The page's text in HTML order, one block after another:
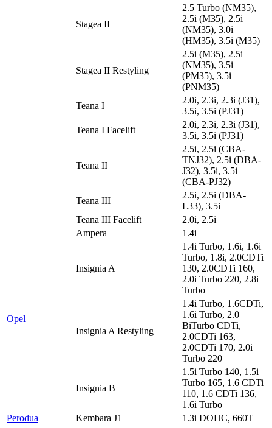
Stagea II
2.5 Turbo (NM35),
2.5i (M35), 2.5i
(NM35), 3.0i
(HM35), 3.5i (M35)
Stagea II Restyling
2.5i (M35), 2.5i
(NM35), 3.5i
(PM35), 3.5i
(PNM35)
Teana I
2.0i, 2.3i, 2.3i (J31),
3.5i, 3.5i (PJ31)
Teana I Facelift
2.0i, 2.3i, 2.3i (J31),
3.5i, 3.5i (PJ31)
Teana II
2.5i, 2.5i (CBA-
TNJ32), 2.5i (DBA-
J32), 3.5i, 3.5i
(CBA-PJ32)
Teana III
2.5i, 2.5i (DBA-
L33), 3.5i
Teana III Facelift
2.0i, 2.5i
Opel
Ampera 1.4i
Insignia A
1.4i Turbo, 1.6i, 1.6i
Turbo, 1.8i, 2.0CDTi
130, 2.0CDTi 160,
2.0i Turbo 220, 2.8i
Turbo
Insignia A Restyling
1.4i Turbo, 1.6CDTi,
1.6i Turbo, 2.0
BiTurbo CDTi,
2.0CDTi 163,
2.0CDTi 170, 2.0i
Turbo 220
Insignia B
1.5i Turbo 140, 1.5i
Turbo 165, 1.6 CDTi
110, 1.6 CDTi 136,
1.6i Turbo
Perodua
Kembara J1 1.3i DOHC, 660T